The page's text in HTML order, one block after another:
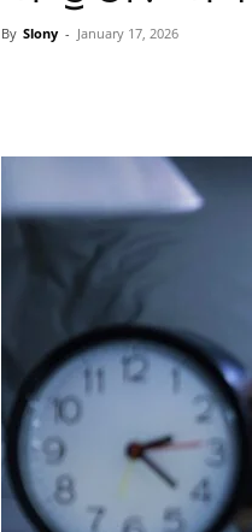
By Slony - January 17, 2026